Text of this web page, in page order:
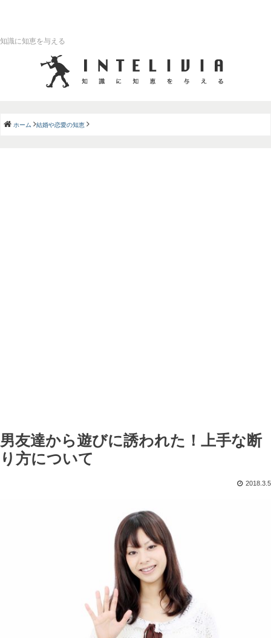
知識に知恵を与える
ホーム 結婚や恋愛の知恵
男友達から遊びに誘われた！上手な断
り方について
2018.3.5